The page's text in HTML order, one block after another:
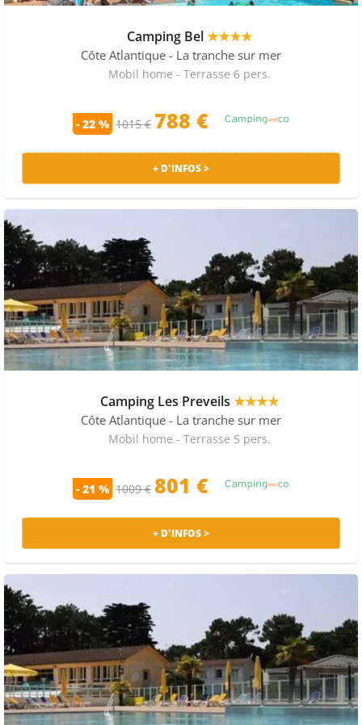
Camping Bel★★★★
Côte Atlantique - La tranche sur mer
Mobil home - Terrasse 6 pers.
- 22 % 1015 € 788 €
+ D'INFOS >
Camping Les Preveils ★★★★
Côte Atlantique - La tranche sur mer
Mobil home - Terrasse 5 pers.
- 21 % 1009 € 801 €
+ D'INFOS >